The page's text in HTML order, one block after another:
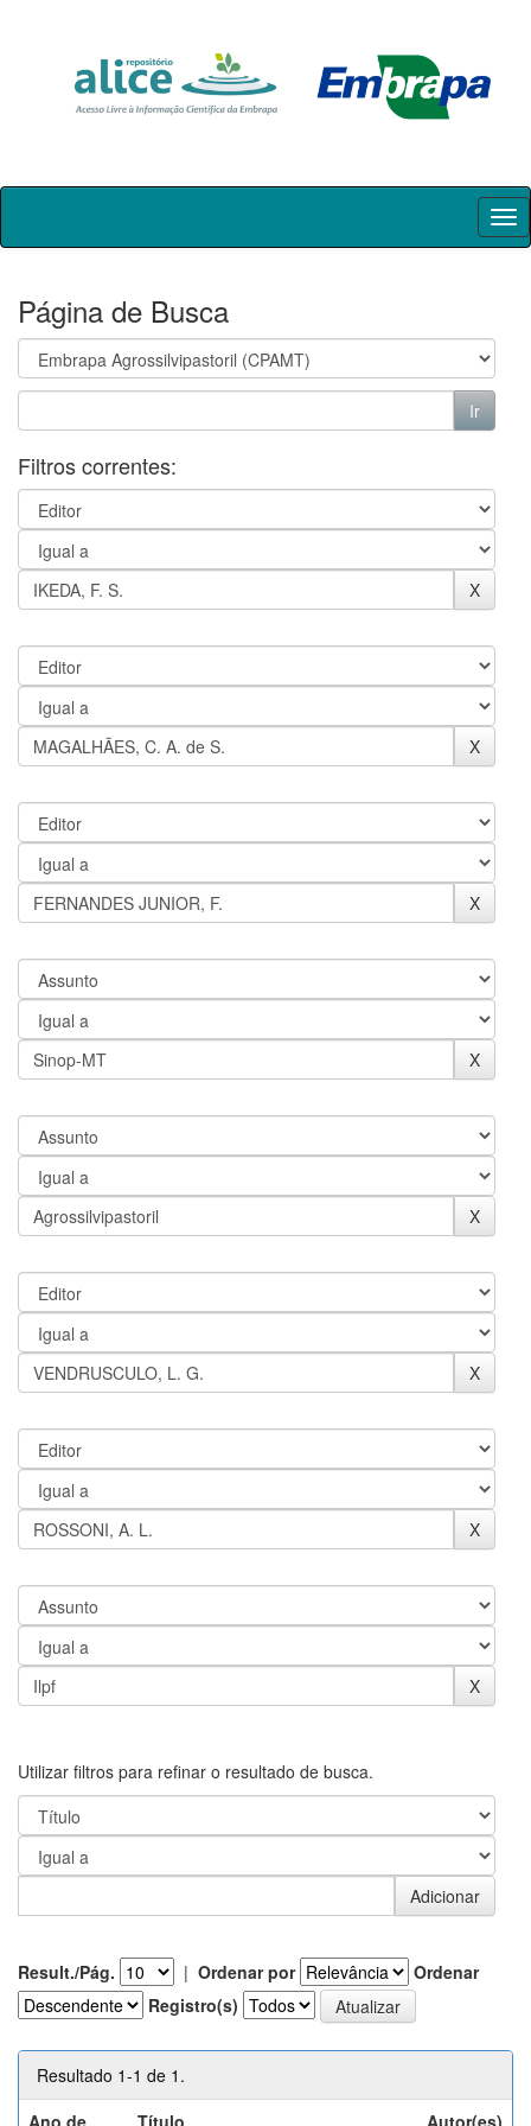
Skip
Página de Busca
Filtros correntes:
Utilizar filtros para refinar o resultado de busca.
Result./Pág. | Ordenar por
Ordenar
Registro(s)
Resultado 1-1 de 1.
Ano de
Título Autor(es)